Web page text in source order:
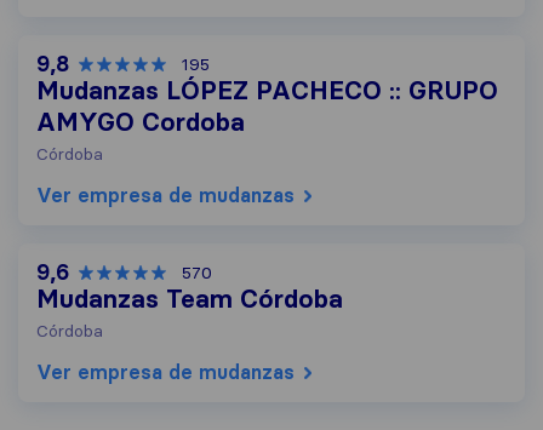
9,8 195
Mudanzas LÓPEZ PACHECO :: GRUPO
AMYGO Cordoba
Córdoba
Ver empresa de mudanzas
9,6 570
Mudanzas Team Córdoba
Córdoba
Ver empresa de mudanzas